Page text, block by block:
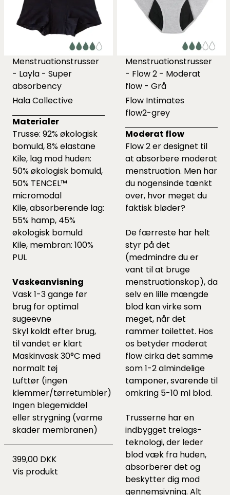
Menstruationstrusser
- Layla - Super
absorbency
Hala Collective
Materialer
Trusse: 92% økologisk
bomuld, 8% elastane
Kile, lag mod huden:
50% økologisk bomuld,
50% TENCEL™
micromodal
Kile, absorberende lag:
55% hamp, 45%
økologisk bomuld
Kile, membran: 100%
PUL
Vaskeanvisning
Vask 1-3 gange før
brug for optimal
sugeevne
Skyl koldt efter brug,
til vandet er klart
Maskinvask 30°C med
normalt tøj
Lufttør (ingen
klemmer/tørretumbler)
Ingen blegemiddel
eller strygning (varme
skader membranen)
399,00 DKK
Vis produkt
Menstruationstrusser
- Flow 2 - Moderat
flow - Grå
Flow Intimates
flow2-grey
Moderat flow
Flow 2 er designet til
at absorbere moderat
menstruation. Men har
du nogensinde tænkt
over, hvor meget du
faktisk bløder?
De færreste har helt
styr på det
(medmindre du er
vant til at bruge
menstruationskop), da
selv en lille mængde
blod kan virke som
meget, når det
rammer toilettet. Hos
os betyder moderat
flow cirka det samme
som 1-2 almindelige
tamponer, svarende til
omkring 5-10 ml blod.
Trusserne har en
indbygget trelags-
teknologi, der leder
blod væk fra huden,
absorberer det og
beskytter dig mod
gennemsivning. Alt